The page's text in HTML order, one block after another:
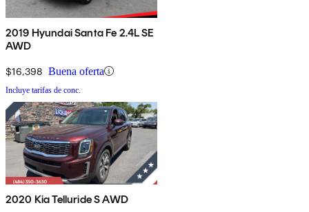
2019 Hyundai Santa Fe 2.4L SE
AWD
$16,398 Buena oferta
Incluye tarifas de conc.
2020 Kia Telluride S AWD